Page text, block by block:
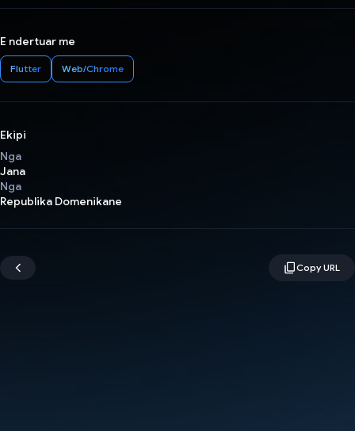
E ndertuar me
Flutter Web/Chrome
Ekipi
Nga
Jana
Nga
Republika Domenikane